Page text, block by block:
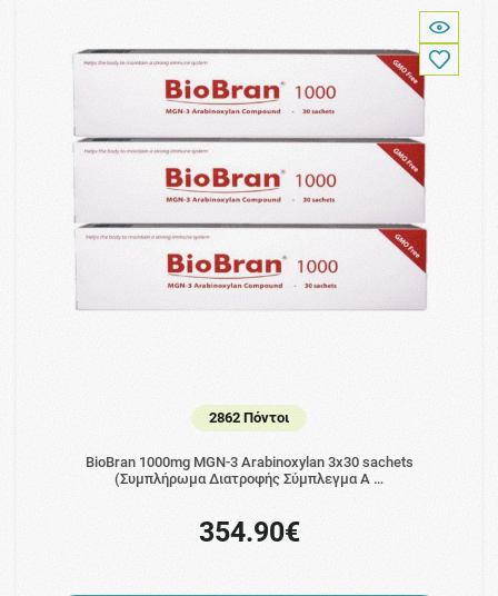
2862 Πόντοι
BioBran 1000mg MGN-3 Arabinoxylan 3x30 sachets
(Συμπλήρωμα Διατροφής Σύμπλεγμα Α …
354.90€